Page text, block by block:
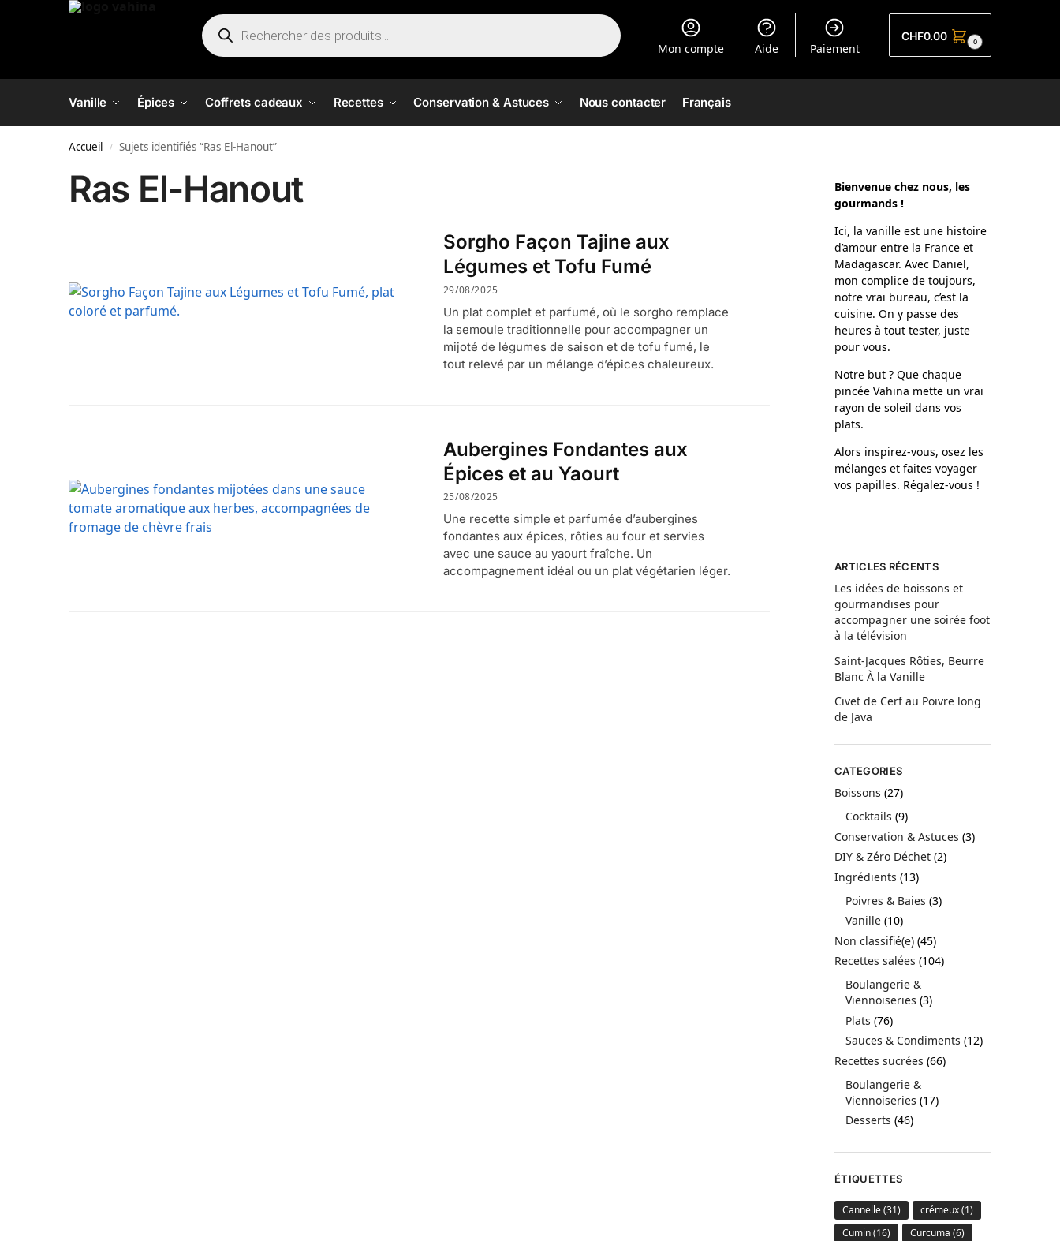
Mon compte Aide Paiement
CHF0.00 0
Vanille Épices Coffrets cadeaux Recettes Conservation & Astuces Nous contacter Français
Accueil / Sujets identifiés “Ras El-Hanout”
Ras El-Hanout
Sorgho Façon Tajine aux
Légumes et Tofu Fumé
29/08/2025
Un plat complet et parfumé, où le sorgho remplace
la semoule traditionnelle pour accompagner un
mijoté de légumes de saison et de tofu fumé, le
tout relevé par un mélange d’épices chaleureux.
Aubergines Fondantes aux
Épices et au Yaourt
25/08/2025
Une recette simple et parfumée d’aubergines
fondantes aux épices, rôties au four et servies
avec une sauce au yaourt fraîche. Un
accompagnement idéal ou un plat végétarien léger.
Bienvenue chez nous, les
gourmands !
Ici, la vanille est une histoire
d’amour entre la France et
Madagascar. Avec Daniel,
mon complice de toujours,
notre vrai bureau, c’est la
cuisine. On y passe des
heures à tout tester, juste
pour vous.
Notre but ? Que chaque
pincée Vahina mette un vrai
rayon de soleil dans vos
plats.
Alors inspirez-vous, osez les
mélanges et faites voyager
vos papilles. Régalez-vous !
ARTICLES RÉCENTS
Les idées de boissons et
gourmandises pour
accompagner une soirée foot
à la télévision
Saint-Jacques Rôties, Beurre
Blanc À la Vanille
Civet de Cerf au Poivre long
de Java
CATEGORIES
Boissons (27)
Cocktails (9)
Conservation & Astuces (3)
DIY & Zéro Déchet (2)
Ingrédients (13)
Poivres & Baies (3)
Vanille (10)
Non classifié(e) (45)
Recettes salées (104)
Boulangerie &
Viennoiseries (3)
Plats (76)
Sauces & Condiments (12)
Recettes sucrées (66)
Boulangerie &
Viennoiseries (17)
Desserts (46)
ÉTIQUETTES
Cannelle(31) crémeux(1)
Cumin(16) Curcuma (6)